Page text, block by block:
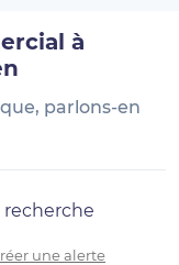
à
parlons-en
une alerte